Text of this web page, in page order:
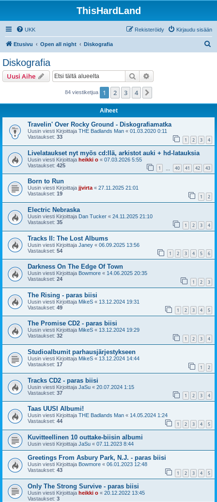
ThisHardLand
UKK Kirjaudu sisään
Rekisteröidy
Etusivu Open all night Diskografia
Diskografia
Uusi Aihe Etsi
84 viestiketjua 1 2 3 4
Aiheet
Travelin' Over Rocky Ground - Diskografiamatka
Uusin viesti Kirjoittaja THE Badlands Man « 01.03.2020 0:11
Vastaukset: 33 1 2 3 4
Livelataukset nyt myös cd:llä, arkistot auki + hd-latauksia
Uusin viesti Kirjoittaja heikki o « 07.03.2026 5:55
Vastaukset: 425 1 40 41 42 43
Born to Run
Uusin viesti Kirjoittaja jjvirta « 27.11.2025 21:01
Vastaukset: 19 1 2
Electric Nebraska
Uusin viesti Kirjoittaja Dan Tucker « 24.11.2025 21:10
Vastaukset: 35 1 2 3 4
Tracks II: The Lost Albums
Uusin viesti Kirjoittaja Janey « 06.09.2025 13:56
Vastaukset: 54 1 2 3 4 5 6
Darkness On The Edge Of Town
Uusin viesti Kirjoittaja Bowmore « 14.06.2025 20:35
Vastaukset: 24 1 2 3
The Rising - paras biisi
Uusin viesti Kirjoittaja MikeS « 13.12.2024 19:31
Vastaukset: 49 1 2 3 4 5
The Promise CD2 - paras biisi
Uusin viesti Kirjoittaja MikeS « 13.12.2024 19:29
Vastaukset: 32 1 2 3 4
Studioalbumit parhausjärjestykseen
Uusin viesti Kirjoittaja MikeS « 13.12.2024 14:44
Vastaukset: 17 1 2
Tracks CD2 - paras biisi
Uusin viesti Kirjoittaja JaSu « 20.07.2024 1:15
Vastaukset: 37 1 2 3 4
Taas UUSI Albumi!
Uusin viesti Kirjoittaja THE Badlands Man « 14.05.2024 1:24
Vastaukset: 44 1 2 3 4 5
Kuvitteellinen 10 outtake-biisin albumi
Uusin viesti Kirjoittaja JaSu « 07.11.2023 8:44
Greetings From Asbury Park, N.J. - paras biisi
Uusin viesti Kirjoittaja Bowmore « 06.01.2023 12:48
Vastaukset: 43 1 2 3 4 5
Only The Strong Survive - paras biisi
Uusin viesti Kirjoittaja heikki o « 20.12.2022 13:45
Vastaukset: 3